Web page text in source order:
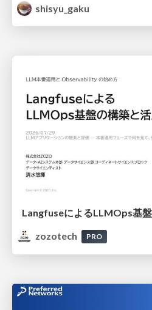
shisyu_gaku
LangfuseによるLLMOps基
zozotech
PRO